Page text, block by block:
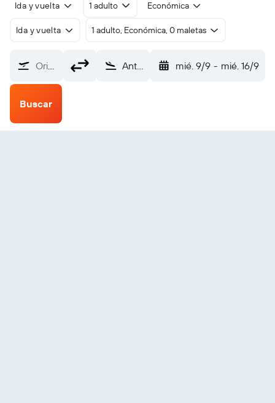
Ida y vuelta 1 adulto Económica
Ida y vuelta 1 adulto, Económica, 0 maletas
Origen Antioquía Hatay (HTY) mié. 9/9 - mié. 16/9
Buscar